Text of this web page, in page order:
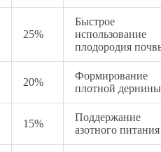
25%
Быстрое
использование
плодородия
20%
Формирование
плотной дернины
15%
Поддержание
азотного питания